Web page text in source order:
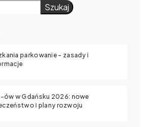
Szukaj
parkowanie – zasady i
ów w Gdańsku 2026: nowe
i plany rozwoju